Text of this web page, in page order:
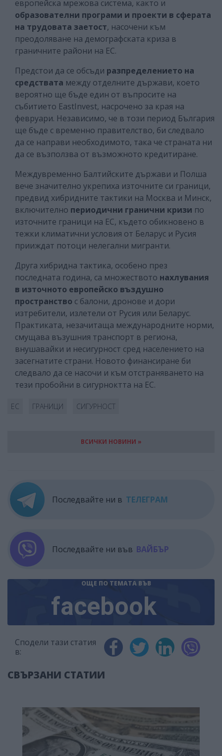
европейска мрежова система, както и
образователни програми и проекти в сферата
на трудовата заетост, насочени към
преодоляване на демографската криза в
граничните райони на ЕС.
Предстои да се обсъди разпределението на
средствата между отделните държави, което
вероятно ще бъде един от въпросите на
събитието EastInvest, насрочено за края на
февруари. Независимо, че в този период България
ще бъде с временно правителство, би следвало
да се направи необходимото, така че страната ни
да се възползва от възможното кредитиране.
Междувременно Балтийските държави и Полша
вече значително укрепиха източните си граници,
предвид хибридните тактики на Москва и Минск,
включително периодични гранични кризи по
източните граници на ЕС, където обикновено в
тежки климатични условия от Беларус и Русия
прииждат потоци нелегални мигранти.
Друга хибридна тактика, особено през
последната година, са множеството нахлувания
в източното европейско въздушно
пространство с балони, дронове и дори
изтребители, излетели от Русия или Беларус.
Практиката, незачитаща международните норми,
смущава възушния транспорт в региона,
внушавайки и несигурност сред населението на
засегнатите страни. Новото финансиране би
следвало да се насочи и към отстраняването на
тези пробойни в сигурноктта на ЕС.
ЕС ГРАНИЦИ СИГУРНОСТ
ВСИЧКИ НОВИНИ »
Последвайте ни в ТЕЛЕГРАМ
Последвайте ни във ВАЙБЪР
ОЩЕ ПО ТЕМАТА ВЪВ
facebook
Сподели тази статия
в:
СВЪРЗАНИ СТАТИИ